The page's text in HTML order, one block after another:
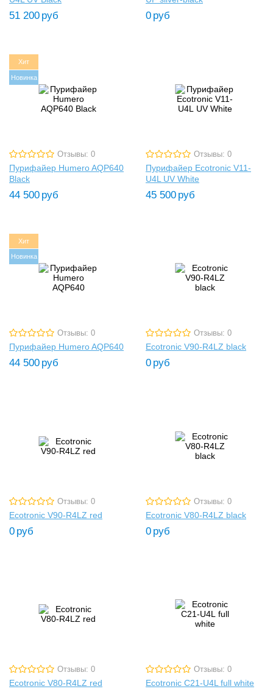
51 200 руб 0 руб
Хит
Новинка
Отзывы: 0
Пурифайер Humero AQP640
Black
44 500 руб
Отзывы: 0
Пурифайер Ecotronic V11-
U4L UV White
45 500 руб
Хит
Новинка
Отзывы: 0
Пурифайер Humero AQP640
44 500 руб
Отзывы: 0
Ecotronic V90-R4LZ black
0 руб
Отзывы: 0
Ecotronic V90-R4LZ red
0 руб
Отзывы: 0
Ecotronic V80-R4LZ black
0 руб
Отзывы: 0
Ecotronic V80-R4LZ red
Отзывы: 0
Ecotronic C21-U4L full white